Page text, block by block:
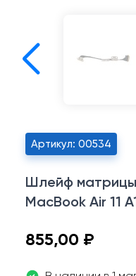
Артикул: 00534
Шлейф матрицы
MacBook Air 11
855,00 ₽